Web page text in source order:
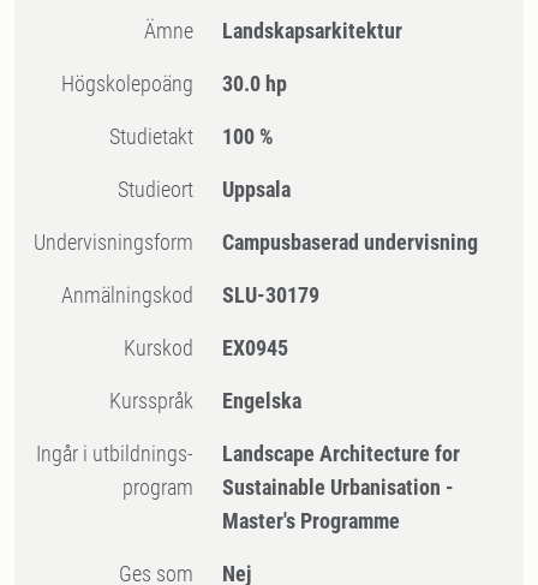
Ämne Landskapsarkitektur
högskolepoäng 30.0 hp
Studietakt 100 %
Studieort Uppsala
Undervisningsform Campusbaserad undervisning
Anmälningskod SLU-30179
Kurskod EX0945
Kursspråk Engelska
Ingår i utbildnings-
program
Landscape Architecture for
Sustainable Urbanisation -
Master's Programme
Ges som Nej